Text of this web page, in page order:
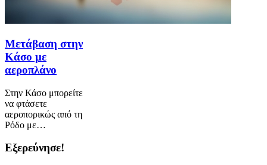
Μετάβαση στην
Κάσο με
αεροπλάνο
Στην Κάσο μπορείτε
να φτάσετε
αεροπορικώς από τη
Ρόδο με…
Εξερεύνησε!